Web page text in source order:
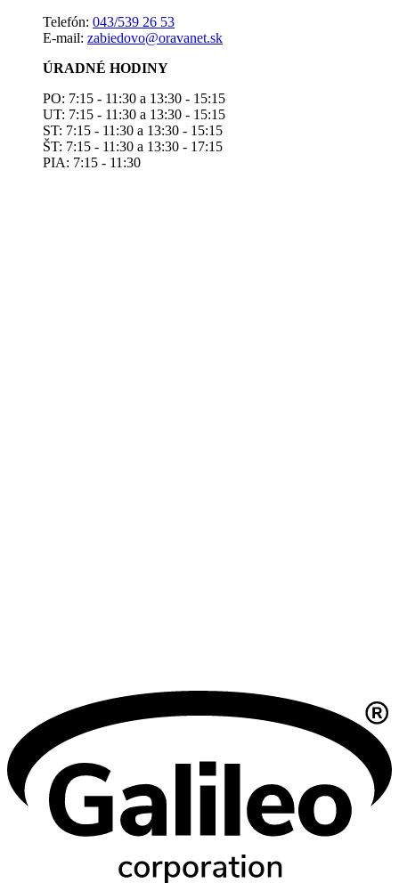
Telefón: 043/539 26 53
E-mail: zabiedovo@oravanet.sk
ÚRADNÉ HODINY
PO: 7:15 - 11:30 a 13:30 - 15:15
UT: 7:15 - 11:30 a 13:30 - 15:15
ST: 7:15 - 11:30 a 13:30 - 15:15
ŠT: 7:15 - 11:30 a 13:30 - 17:15
PIA: 7:15 - 11:30